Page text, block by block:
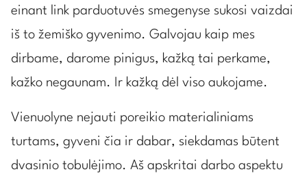
einant link parduotuvės smegenyse sukosi vaizdai
iš to žemiško gyvenimo. Galvojau kaip mes
dirbame, darome pinigus, kažką tai perkame,
kažko negaunam. Ir kažką dėl viso aukojame.
Vienuolyne nejauti poreikio materialiniams
turtams, gyveni čia ir dabar, siekdamas būtent
dvasinio tobulėjimo. Aš apskritai darbo aspektu